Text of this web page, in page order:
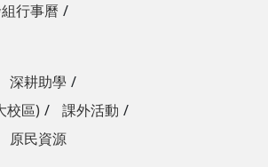
行事曆
深耕助學
校區)
課外活動
原民資源